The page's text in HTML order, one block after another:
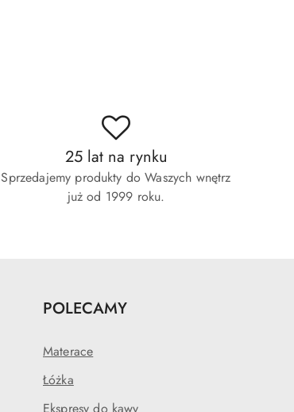
25 lat na rynku
Sprzedajemy produkty do Waszych wnętrz
już od 1999 roku.
POLECAMY
Materace
Łóżka
Ekspresy do kawy